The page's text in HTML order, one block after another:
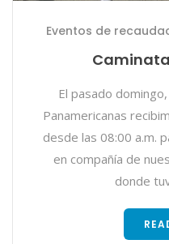
Eventos de
El pasado
Panamericanas
desde las 08:00 a.m.
en compañía de
donde